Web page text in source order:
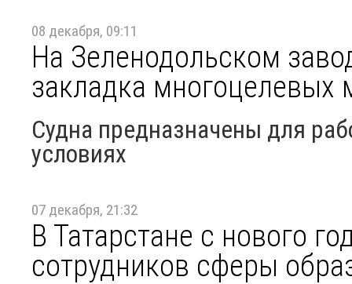
08 декабря, 09:11
На Зеленодольском
закладка многоцелевых
Судна предназначены для
условиях
07 декабря, 21:32
В Татарстане с нового
сотрудников сферы